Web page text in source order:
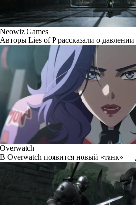
Neowiz Games
Авторы Lies of P рассказали о давлении
Overwatch
В Overwatch появится новый «танк» —